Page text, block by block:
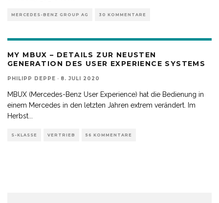
MERCEDES-BENZ GROUP AG 30 KOMMENTARE
MY MBUX – DETAILS ZUR NEUSTEN
GENERATION DES USER EXPERIENCE SYSTEMS
PHILIPP DEPPE · 8. JULI 2020
MBUX (Mercedes-Benz User Experience) hat die Bedienung in
einem Mercedes in den letzten Jahren extrem verändert. Im
Herbst
S-KLASSE VERTRIEB 56 KOMMENTARE